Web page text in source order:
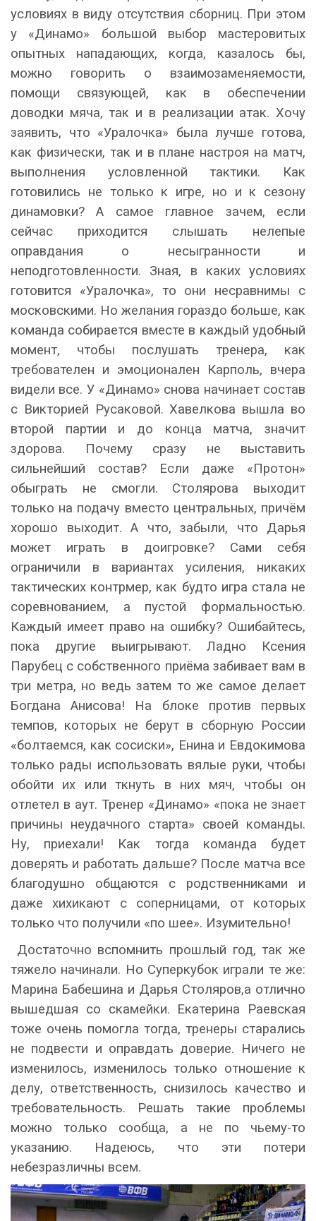
условиях в виду отсутствия сборниц. При этом
у «Динамо» большой выбор мастеровитых
опытных нападающих, когда, казалось бы,
можно говорить о взаимозаменяемости,
помощи связующей, как в обеспечении
доводки мяча, так и в реализации атак. Хочу
заявить, что «Уралочка» была лучше готова,
как физически, так и в плане настроя на матч,
выполнения условленной тактики. Как
готовились не только к игре, но и к сезону
динамовки? А самое главное зачем, если
сейчас приходится слышать нелепые
оправдания о несыгранности и
неподготовленности. Зная, в каких условиях
готовится «Уралочка», то они несравнимы с
московскими. Но желания гораздо больше, как
команда собирается вместе в каждый удобный
момент, чтобы послушать тренера, как
требователен и эмоционален Карполь, вчера
видели все. У «Динамо» снова начинает состав
с Викторией Русаковой. Хавелкова вышла во
второй партии и до конца матча, значит
здорова. Почему сразу не выставить
сильнейший состав? Если даже «Протон»
обыграть не смогли. Столярова выходит
только на подачу вместо центральных, причём
хорошо выходит. А что, забыли, что Дарья
может играть в доигровке? Сами себя
ограничили в вариантах усиления, никаких
тактических контрмер, как будто игра стала не
соревнованием, а пустой формальностью.
Каждый имеет право на ошибку? Ошибайтесь,
пока другие выигрывают. Ладно Ксения
Парубец с собственного приёма забивает вам в
три метра, но ведь затем то же самое делает
Богдана Анисова! На блоке против первых
темпов, которых не берут в сборную России
«болтаемся, как сосиски», Енина и Евдокимова
только рады использовать вялые руки, чтобы
обойти их или ткнуть в них мяч, чтобы он
отлетел в аут. Тренер «Динамо» «пока не знает
причины неудачного старта» своей команды.
Ну, приехали! Как тогда команда будет
доверять и работать дальше? После матча все
благодушно общаются с родственниками и
даже хихикают с соперницами, от которых
только что получили «по шее». Изумительно!
Достаточно вспомнить прошлый год, так же
тяжело начинали. Но Суперкубок играли те же:
Марина Бабешина и Дарья Столяров,а отлично
вышедшая со скамейки. Екатерина Раевская
тоже очень помогла тогда, тренеры старались
не подвести и оправдать доверие. Ничего не
изменилось, изменилось только отношение к
делу, ответственность, снизилось качество и
требовательность. Решать такие проблемы
можно только сообща, а не по чьему-то
указанию. Надеюсь, что эти потери
небезразличны всем.